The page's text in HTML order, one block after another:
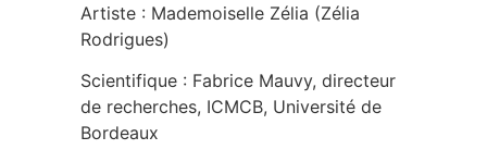
Artiste : Mademoiselle Zélia (Zélia
Rodrigues)
Scientifique : Fabrice Mauvy, directeur
de recherches, ICMCB, Université de
Bordeaux